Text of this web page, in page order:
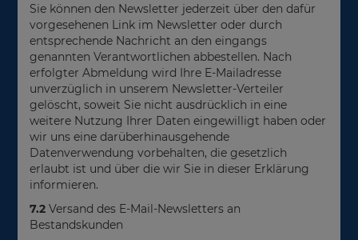
Sie können den Newsletter jederzeit über den dafür
vorgesehenen Link im Newsletter oder durch
entsprechende Nachricht an den eingangs
genannten Verantwortlichen abbestellen. Nach
erfolgter Abmeldung wird Ihre E-Mailadresse
unverzüglich in unserem Newsletter-Verteiler
gelöscht, soweit Sie nicht ausdrücklich in eine
weitere Nutzung Ihrer Daten eingewilligt haben oder
wir uns eine darüberhinausgehende
Datenverwendung vorbehalten, die gesetzlich
erlaubt ist und über die wir Sie in dieser Erklärung
informieren.
7.2 Versand des E-Mail-Newsletters an
Bestandskunden